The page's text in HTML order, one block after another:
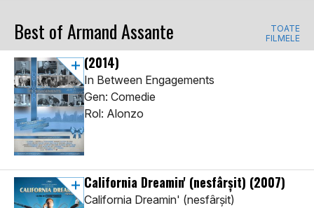
Best of Armand Assante
TOATE
FILMELE
(2014)
In Between Engagements
Gen: Comedie
Rol: Alonzo
California Dreamin' (nesfârșit) (2007)
California Dreamin' (nesfârșit)